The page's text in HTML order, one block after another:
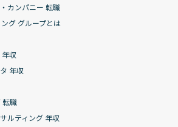
カンパニー 転職
グ グループとは
年収
年収
転職
ルティング 年収